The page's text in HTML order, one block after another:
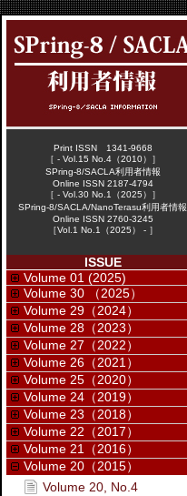
Print ISSN 1341-9668
［ - Vol.15 No.4（2010）］
SPring-8/SACLA利用者情報
Online ISSN 2187-4794
［ - Vol.30 No.1（2025）］
SPring-8/SACLA/NanoTerasu利用者情報
Online ISSN 2760-3245
［Vol.1 No.1（2025） - ］
ISSUE
Volume 01 (2025)
Volume 30 （2025）
Volume 29（2024）
Volume 28（2023）
Volume 27（2022）
Volume 26（2021）
Volume 25（2020）
Volume 24（2019）
Volume 23（2018）
Volume 22（2017）
Volume 21（2016）
Volume 20（2015）
Volume 20, No.4